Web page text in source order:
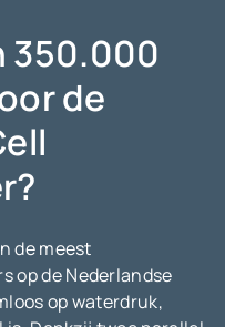
350.000
de
de meest
op de Nederlandse
op waterdruk,